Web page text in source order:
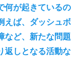
何が起きているの
えば、ダッシュボ
など、新たな問題
返しとなる活動な